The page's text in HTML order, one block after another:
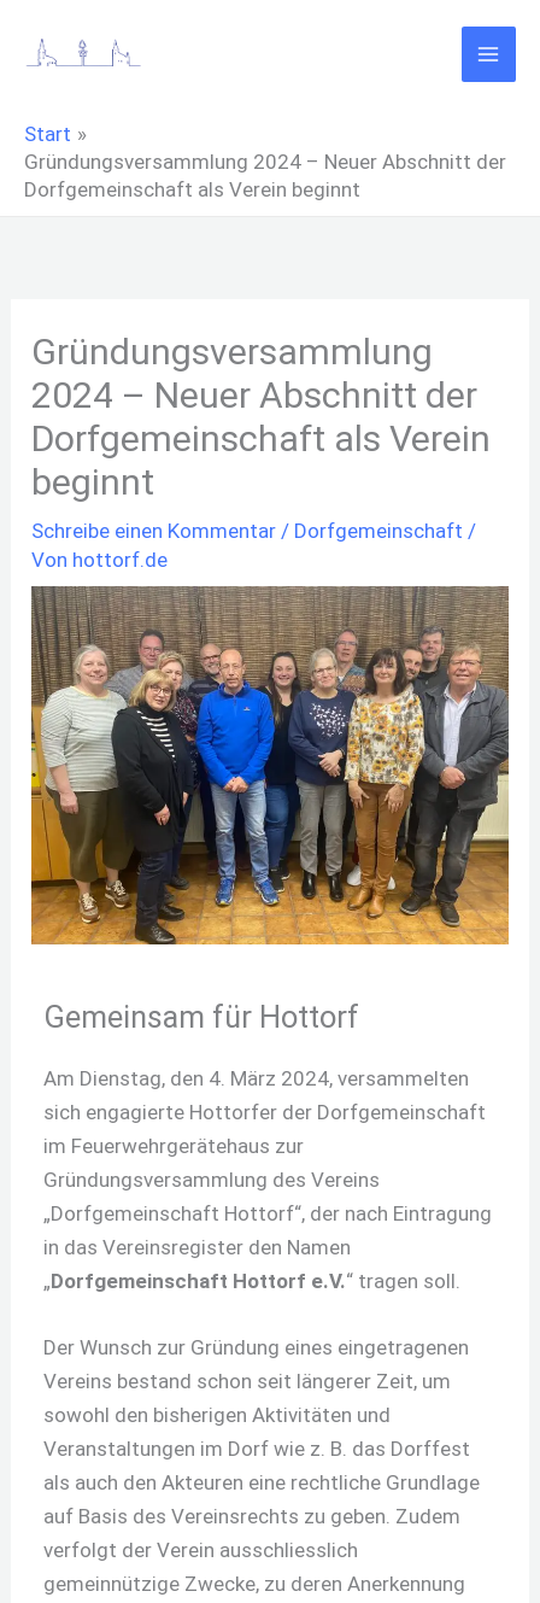
Inhalt
Start
Gründungsversammlung 2024 – Neuer Abschnitt der
Dorfgemeinschaft als Verein beginnt
Gründungsversammlung
2024 – Neuer Abschnitt der
Dorfgemeinschaft als Verein
beginnt
Schreibe einen Kommentar / Dorfgemeinschaft /
Von hottorf.de
Gemeinsam für Hottorf
Am Dienstag, den 4. März 2024, versammelten
sich engagierte Hottorfer der Dorfgemeinschaft
im Feuerwehrgerätehaus zur
Gründungsversammlung des Vereins
„Dorfgemeinschaft Hottorf“, der nach Eintragung
in das Vereinsregister den Namen
„Dorfgemeinschaft Hottorf e.V.“ tragen soll.
Der Wunsch zur Gründung eines eingetragenen
Vereins bestand schon seit längerer Zeit, um
sowohl den bisherigen Aktivitäten und
Veranstaltungen im Dorf wie z. B. das Dorffest
als auch den Akteuren eine rechtliche Grundlage
auf Basis des Vereinsrechts zu geben. Zudem
verfolgt der Verein ausschliesslich
gemeinnützige Zwecke, zu deren Anerkennung